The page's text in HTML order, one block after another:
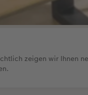
zeigen wir Ihnen